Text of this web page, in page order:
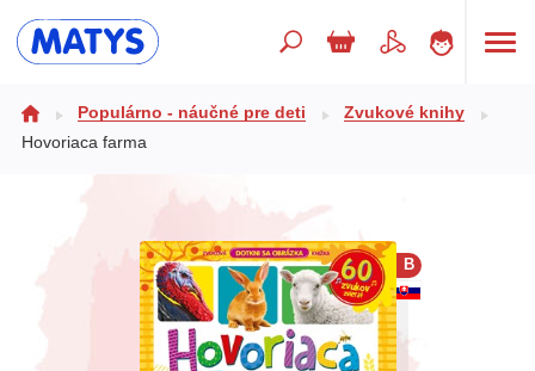
Doplnkový sortiment
Populárno - náučné pre deti
Zvukové knihy
Hovoriaca farma
B